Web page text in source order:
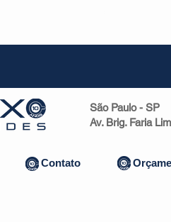
São Paulo - SP
Av. Brig. Faria
Contato